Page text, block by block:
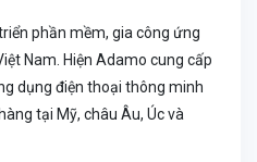
phần mềm, gia công ứng
Nam. Hiện Adamo cung cấp
dụng điện thoại thông minh
tại Mỹ, châu Âu, Úc và